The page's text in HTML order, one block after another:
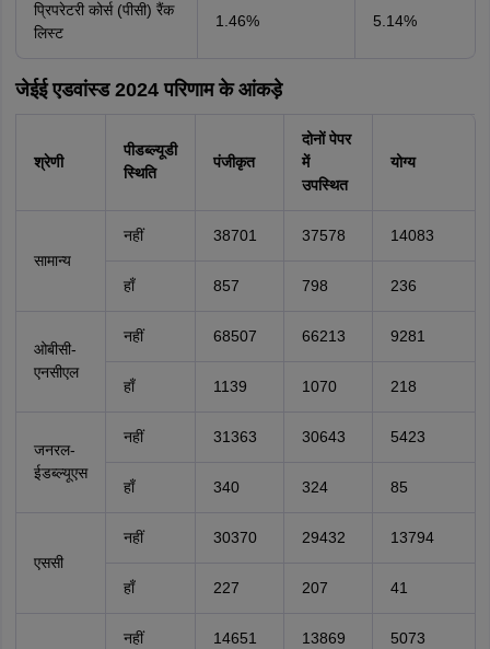
प्रिपरेटरी कोर्स (पीसी) रैंक
लिस्ट
1.46% 5.14%
जेईई एडवांस्ड 2024 परिणाम के आंकड़े
श्रेणी
पीडब्ल्यूडी
स्थिति
पंजीकृत
दोनों पेपर
में
उपस्थित
योग्य
सामान्य
नहीं 38701 37578 14083
हाँ 857 798 236
ओबीसी-
एनसीएल
नहीं 68507 66213 9281
हाँ 1139 1070 218
जनरल-
ईडब्ल्यूएस
नहीं 31363 30643 5423
हाँ 340 324 85
एससी
नहीं 30370 29432 13794
हाँ 227 207 41
नहीं 14651 13869 5073